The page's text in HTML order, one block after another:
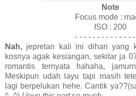
Note
Focus mode :
ISO : 200
- - - - - - - - - - - - -
Nah, jepretan kali ini dihari yang
kosnya agak kesiangan, sekitar ja
romantis ternyata hahaha,
Meskipun udah layu tapi masih
lagi berpelukan hehe. Cantik